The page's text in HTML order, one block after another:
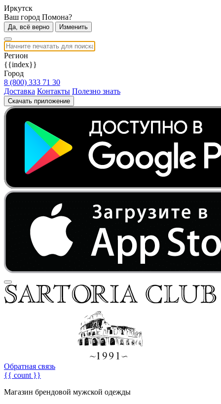
Иркутск
Ваш город Помона?
Да, всё верно Изменить
Регион
{{index}}
Город
8 (800) 333 71 30
Доставка Контакты Полезно знать
Скачать приложение
Обратная связь
{{ count }}
Магазин брендовой мужской одежды